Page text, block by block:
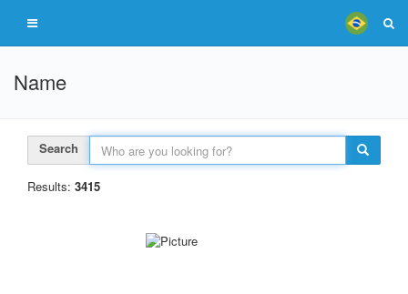
Name
Search
Results: 3415